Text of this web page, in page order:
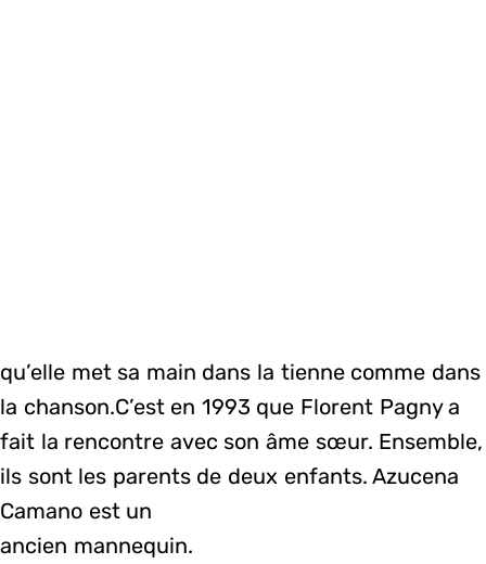
qu’elle met sa main dans la tienne comme dans
la chanson.C’est en 1993 que Florent Pagny a
fait la rencontre avec son âme sœur. Ensemble,
ils sont les parents de deux enfants. Azucena
Camano est un
ancien mannequin.